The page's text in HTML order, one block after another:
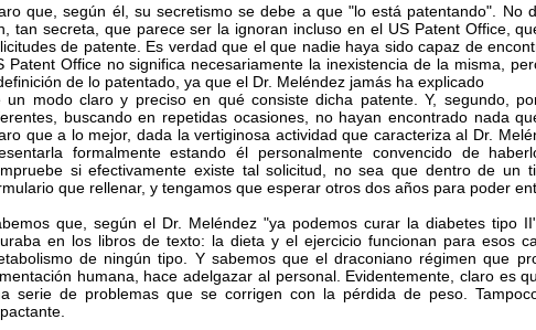
que, según él, su secretismo se debe a que "lo está patentando". No
tan secreta, que parece ser la ignoran incluso en el US Patent Office,
de patente. Es verdad que el que nadie haya sido capaz de
Patent Office no significa necesariamente la inexistencia de la misma,
de lo patentado, ya que el Dr. Meléndez jamás ha explicado
un modo claro y preciso en qué consiste dicha patente. Y, segundo,
buscando en repetidas ocasiones, no hayan encontrado nada
que a lo mejor, dada la vertiginosa actividad que caracteriza al Dr.
formalmente estando él personalmente convencido de
si efectivamente existe tal solicitud, no sea que dentro de
que rellenar, y tengamos que esperar otros dos años para poder
que, según el Dr. Meléndez "ya podemos curar la diabetes tipo
en los libros de texto: la dieta y el ejercicio funcionan para esos
de ningún tipo. Y sabemos que el draconiano régimen que
humana, hace adelgazar al personal. Evidentemente, claro es
serie de problemas que se corrigen con la pérdida de peso.